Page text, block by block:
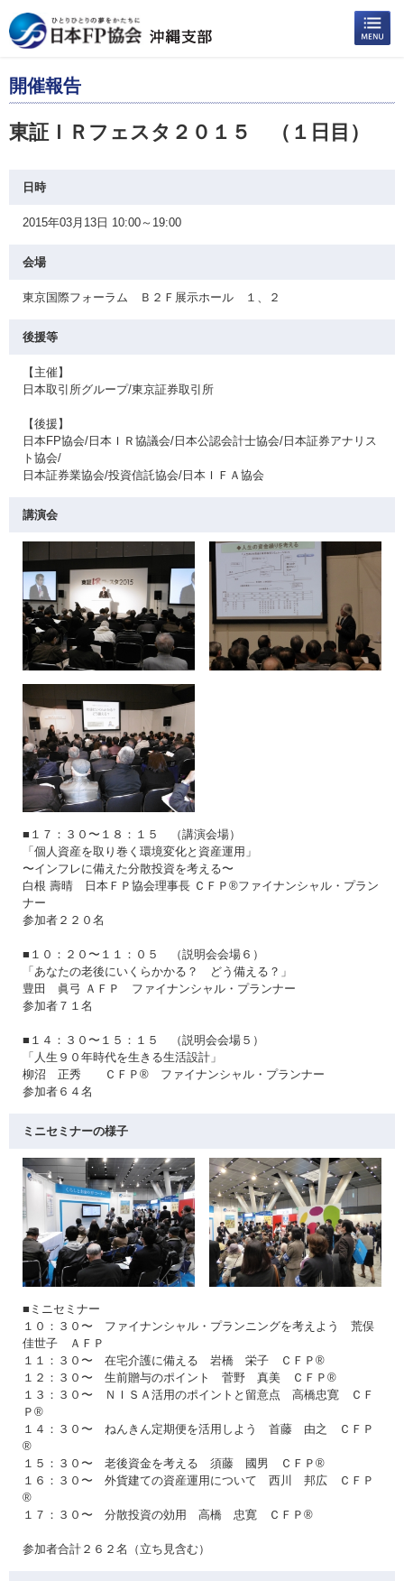
開催報告
東証ＩＲフェスタ２０１５ （１日目）
日時
2015年03月13日 10:00～19:00
会場
東京国際フォーラム Ｂ２Ｆ展示ホール １、２
後援等
【主催】
日本取引所グループ/東京証券取引所
【後援】
日本FP協会/日本ＩＲ協議会/日本公認会計士協会/日本証券アナリス
ト協会/
日本証券業協会/投資信託協会/日本ＩＦＡ協会
講演会
■１７：３０〜１８：１５ （講演会場）
「個人資産を取り巻く環境変化と資産運用」
〜インフレに備えた分散投資を考える〜
白根 壽晴 日本ＦＰ協会理事長 ＣＦＰ®ファイナンシャル・プラン
ナー
参加者２２０名
■１０：２０〜１１：０５ （説明会会場６）
「あなたの老後にいくらかかる？ どう備える？」
豊田 眞弓 ＡＦＰ ファイナンシャル・プランナー
参加者７１名
■１４：３０〜１５：１５ （説明会会場５）
「人生９０年時代を生きる生活設計」
柳沼 正秀 ＣＦＰ® ファイナンシャル・プランナー
参加者６４名
ミニセミナーの様子
■ミニセミナー
１０：３０〜 ファイナンシャル・プランニングを考えよう 荒俣
佳世子 ＡＦＰ
１１：３０〜 在宅介護に備える 岩橋 栄子 ＣＦＰ®
１２：３０〜 生前贈与のポイント 菅野 真美 ＣＦＰ®
１３：３０〜 ＮＩＳＡ活用のポイントと留意点 高橋忠寛 ＣＦ
Ｐ®
１４：３０〜 ねんきん定期便を活用しよう 首藤 由之 ＣＦＰ
®
１５：３０〜 老後資金を考える 須藤 國男 ＣＦＰ®
１６：３０〜 外貨建ての資産運用について 西川 邦広 ＣＦＰ
®
１７：３０〜 分散投資の効用 高橋 忠寛 ＣＦＰ®
参加者合計２６２名（立ち見含む）